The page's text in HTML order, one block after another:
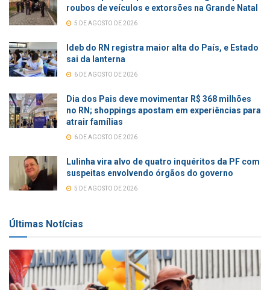
roubos de veículos e extorsões na Grande Natal
5 DE AGOSTO DE 2026
Ideb do RN registra maior alta do País, e Estado
sai da lanterna
6 DE AGOSTO DE 2026
Dia dos Pais deve movimentar R$ 368 milhões
no RN; shoppings apostam em experiências para
atrair famílias
6 DE AGOSTO DE 2026
Lulinha vira alvo de quatro inquéritos da PF com
suspeitas envolvendo órgãos do governo
5 DE AGOSTO DE 2026
Últimas Notícias